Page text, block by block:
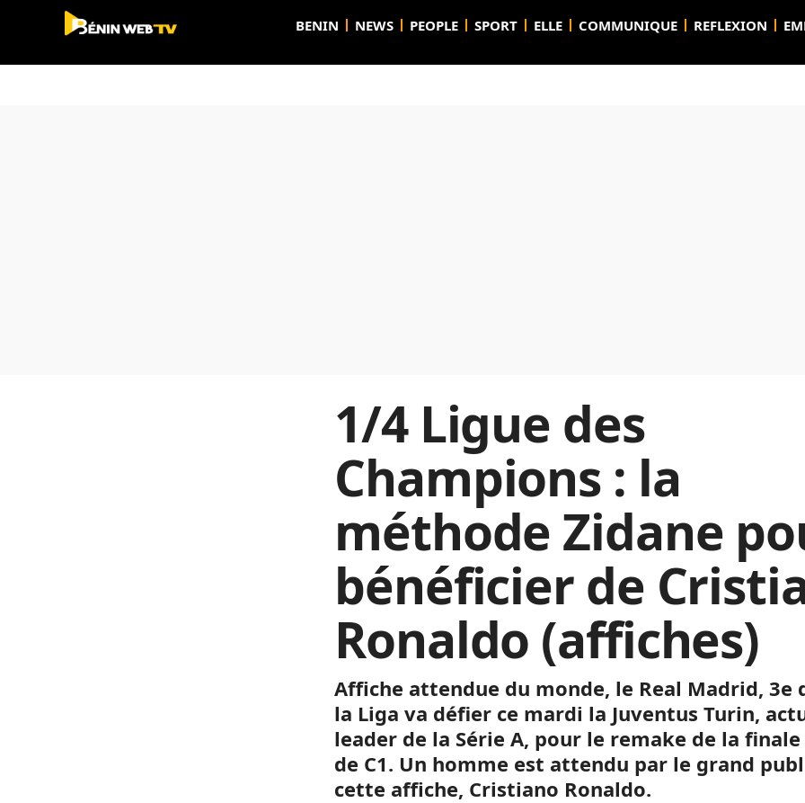
BENIN NEWS PEOPLE SPORT ELLE COMMUNIQUE REFLEXION
1/4 Ligue des
Champions : la
méthode Zidane
bénéficier de
Ronaldo (affiches)
Affiche attendue du monde, le Real Madrid, 3e
la Liga va défier ce mardi la Juventus Turin,
leader de la Série A, pour le remake de la finale
de C1. Un homme est attendu par le grand
cette affiche, Cristiano Ronaldo.